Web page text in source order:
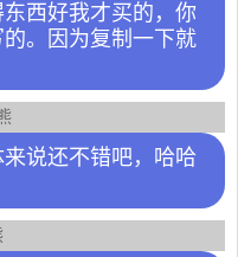
西好我才买的，你
。因为复制一下就
说还不错吧，哈哈